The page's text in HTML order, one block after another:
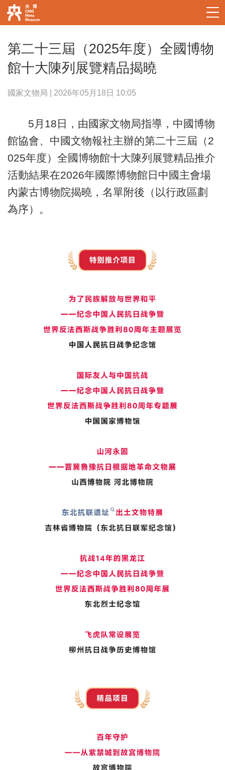
第二十三屆（2025年度）全國博物
館十大陳列展覽精品揭曉
國家文物局 | 2026年05月18日 10:05
5月18日，由國家文物局指導，中國博物
館協會、中國文物報社主辦的第二十三屆（2
025年度）全國博物館十大陳列展覽精品推介
活動結果在2026年國際博物館日中國主會場
內蒙古博物院揭曉，名單附後（以行政區劃
為序）。